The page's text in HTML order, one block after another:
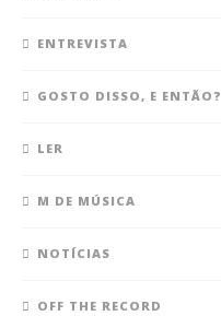
ENTREVISTA
GOSTO DISSO, E ENTÃO?
LER
M DE MÚSICA
NOTÍCIAS
OFF THE RECORD